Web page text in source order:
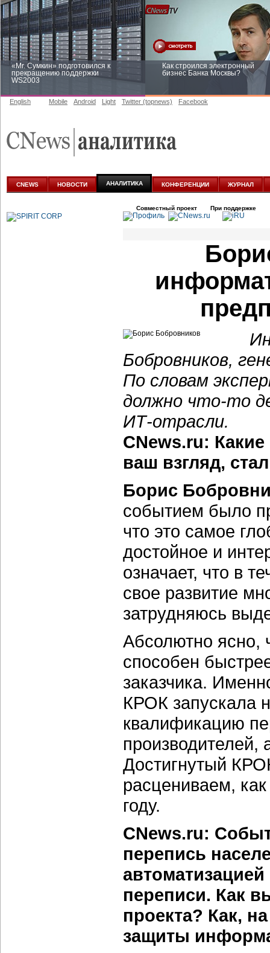
«Mr. Сумкин» подготовился к
прекращению поддержки
WS2003
Как строился электронный
бизнес Банка Москвы?
аналитике
English Mobile Android Light Twitter (topnews) Facebook
CNEWS НОВОСТИ АНАЛИТИКА КОНФЕРЕНЦИИ ЖУРНАЛ
Совместный проект При поддержке
Бобровников,
По словам
должно что-то
ИТ-отрасли.
CNews.ru:
ваш взгляд,
Борис
событием было
что это самое
достойное и
означает, что в
свое развитие
затрудняюсь
Абсолютно ясно,
способен
заказчика.
КРОК запускала
квалификацию
производителей,
Достигнутый
расцениваем,
году.
CNews.ru:
перепись
переписи. Как
проекта? Как,
защиты